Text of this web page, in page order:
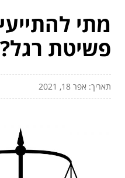
מתי
פשיטת רגל?
תאריך: אפר 18, 2021